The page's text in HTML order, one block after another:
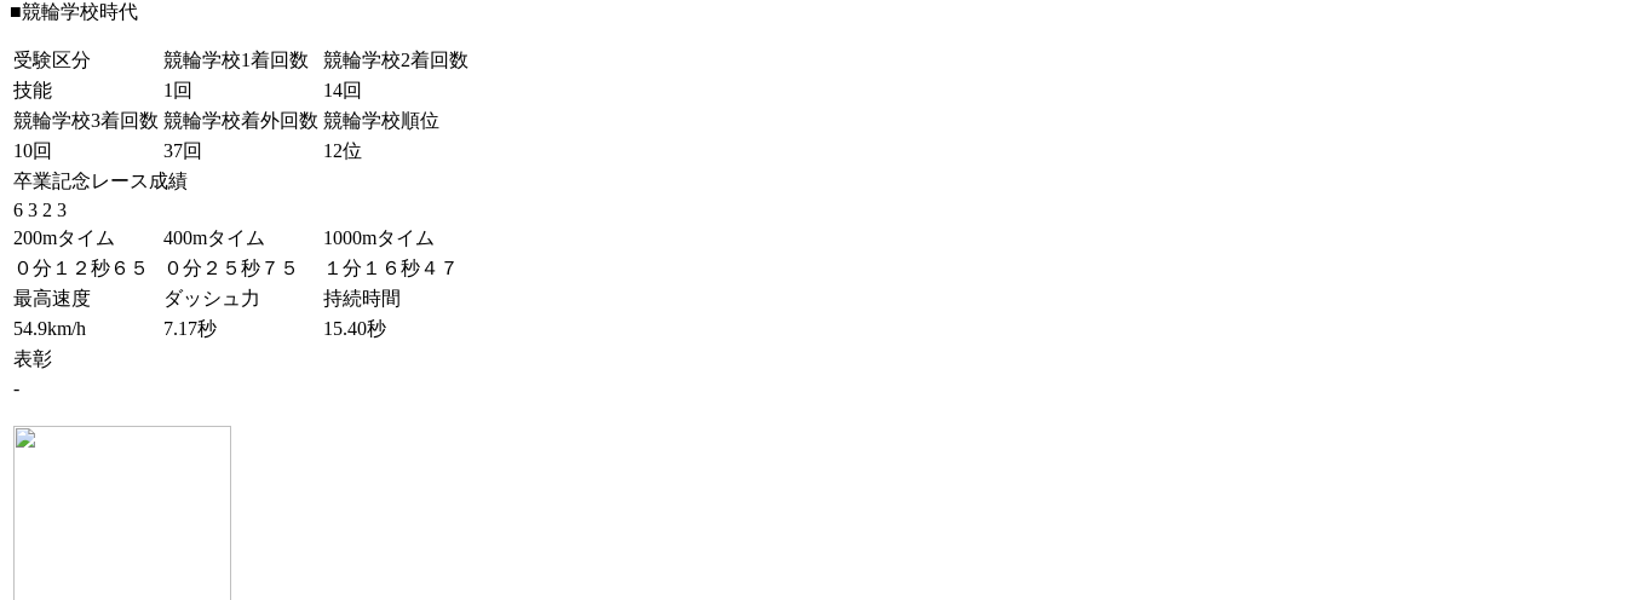
■競輪学校時代
受験区分 競輪学校1着回数
競輪学校2着回数
技能
1回
14回
競輪学校3着回数 競輪学校着外回数 競輪学校順位
10回
37回
12位
卒業記念レース成績
6 3 2 3
200mタイム
400mタイム
1000mタイム
０分１２秒６５
０分２５秒７５
１分１６秒４７
最高速度
ダッシュ力
持続時間
54.9km/h
7.17秒
15.40秒
表彰
-